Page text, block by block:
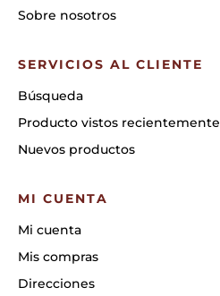
Sobre nosotros
SERVICIOS AL CLIENTE
Búsqueda
Producto vistos recientemente
Nuevos productos
MI CUENTA
Mi cuenta
Mis compras
Direcciones